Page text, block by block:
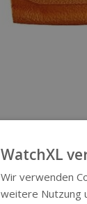
WatchXL
Wir verwenden
weitere Nutzung